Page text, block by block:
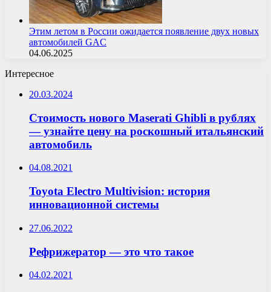
Этим летом в России ожидается появление двух новых
автомобилей GAC
04.06.2025
Интересное
20.03.2024
Стоимость нового Maserati Ghibli в рублях
— узнайте цену на роскошный итальянский
автомобиль
04.08.2021
Toyota Electro Multivision: история
инновационной системы
27.06.2022
Рефрижератор — это что такое
04.02.2021